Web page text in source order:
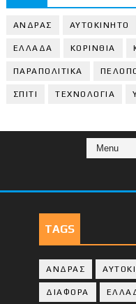
ΑΝΔΡΑΣ ΑΥΤΟΚΙΝΗΤΟ
ΕΛΛΑΔΑ ΚΟΡΙΝΘΙΑ
ΠΑΡΑΠΟΛΙΤΙΚΑ
ΣΠΙΤΙ ΤΕΧΝΟΛΟΓΙΑ
TAGS
ΑΝΔΡΑΣ
ΔΙΑΦΟΡΑ